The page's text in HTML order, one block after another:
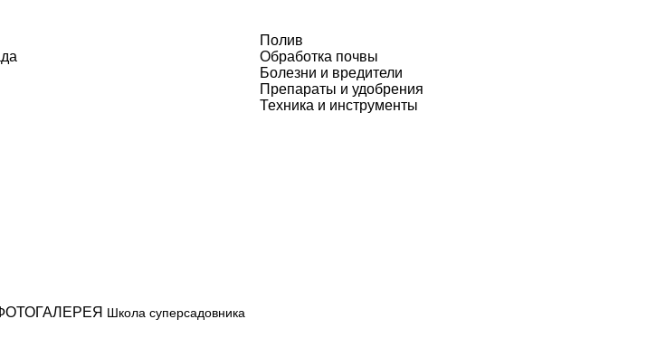
Полив
Обработка почвы
Болезни и вредители
Препараты и удобрения
Техника и инструменты
Школа суперсадовника